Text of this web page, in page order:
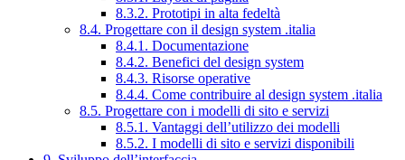
8.3.2. Prototipi in alta fedeltà
8.4. Progettare con il design system .italia
8.4.1. Documentazione
8.4.2. Benefici del design system
8.4.3. Risorse operative
8.4.4. Come contribuire al design system .italia
8.5. Progettare con i modelli di sito e servizi
8.5.1. Vantaggi dell’utilizzo dei modelli
8.5.2. I modelli di sito e servizi disponibili